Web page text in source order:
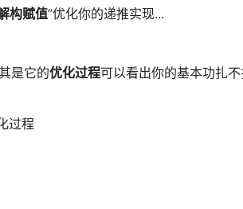
构赋值”优化你的递推实现...
是它的优化过程可以看出你的基本功扎
过程